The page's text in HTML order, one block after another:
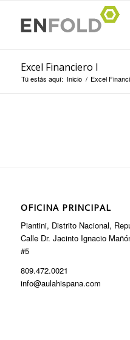
Excel Financiero I
Tú estás aquí: Inicio / Excel
OFICINA PRINCIPAL
Piantini, Distrito Nacional,
Calle Dr. Jacinto Ignacio
#5
809.472.0021
info@aulahispana.com